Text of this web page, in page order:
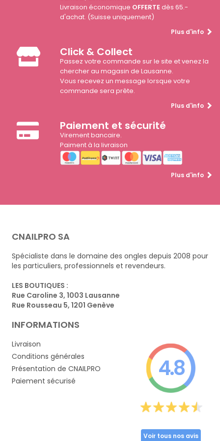
Livraison économique OFFERTEdès 65.-
d'achat. (Suisse uniquement)
Plus d'info
Click & Collect
Passez votre commande sur le site et venez la
chercher au magasin de Lausanne.
Vous recevez un message lorsque votre
commande sera prête.
Plus d'info
Paiement et sécurité
Virement bancaire.
Paiment à la livraison
Plus d'info
CNAILPRO SA
Spécialiste dans le domaine des ongles depuis 2008 pour
les particuliers, professionnels et revendeurs.
LES BOUTIQUES :
Rue Caroline 3, 1003 Lausanne
Rue Rousseau 5, 1201 Genève
INFORMATIONS
Livraison
Conditions générales
Présentation de CNAILPRO
Paiement sécurisé
4.8
Voir tous nos avis